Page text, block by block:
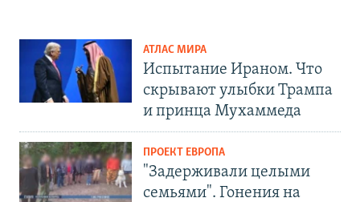
АТЛАС МИРА
Испытание Ираном. Что
скрывают улыбки Трампа
и принца Мухаммеда
ПРОЕКТ ЕВРОПА
"Задерживали целыми
семьями". Гонения на